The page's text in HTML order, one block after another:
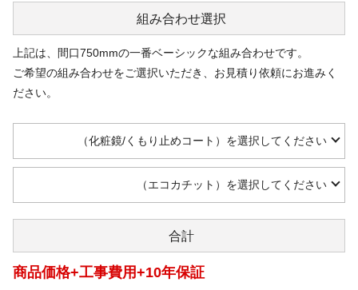
組み合わせ選択
上記は、間口750mmの一番ベーシックな組み合わせです。
ご希望の組み合わせをご選択いただき、お見積り依頼にお進みく
ださい。
（化粧鏡/くもり止めコート）を選択してください
（エコカチット）を選択してください
合計
商品価格+工事費用+10年保証